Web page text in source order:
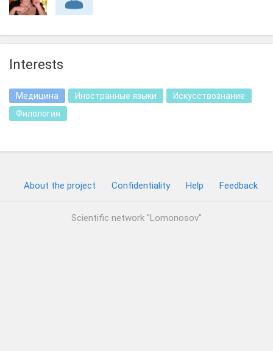
Interests
Медицина Иностранные языки
Искусствознание
Филология
About the project Confidentiality Help Feedback
Scientific network "Lomonosov"